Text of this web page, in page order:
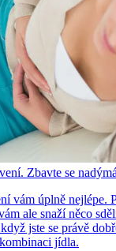
Zbavte se
vám úplně nejlépe.
ale snaží něco
jste se právě
jídla.